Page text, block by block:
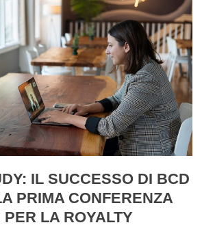
IL SUCCESSO DI BCD
PRIMA CONFERENZA
LA ROYALTY